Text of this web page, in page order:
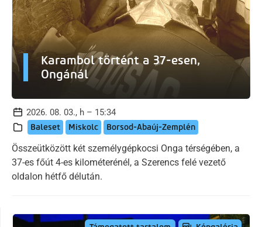
Karambol történt a 37-esen,
Ongánál
2026. 08. 03., h – 15:34
Baleset Miskolc Borsod-Abaúj-Zemplén
Összeütközött két személygépkocsi Onga térségében, a
37-es főút 4-es kilométerénél, a Szerencs felé vezető
oldalon hétfő délután.